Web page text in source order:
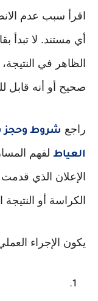
اقرأ سبب عدم
أي مستند. لا تبدأ
الظاهر في
صحيح أو أنه قابل
راجع شروط وحجز
العياط لفهم
الإعلان الذي
الكراسة أو
يكون الإجراء